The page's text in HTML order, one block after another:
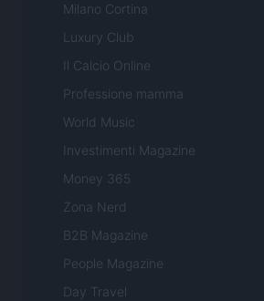
Milano Cortina
Luxury Club
Il Calcio Online
Professione mamma
World Music
Investimenti Magazine
Money 365
Zona Nerd
B2B Magazine
People Magazine
Day Travel